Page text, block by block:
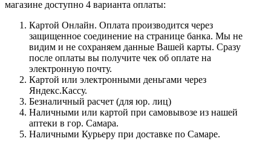
магазине доступно 4 варианта оплаты:
Картой Онлайн. Оплата производится через
защищенное соединение на странице банка. Мы не
видим и не сохраняем данные Вашей карты. Сразу
после оплаты вы получите чек об оплате на
электронную почту.
Картой или электронными деньгами через
Яндекс.Кассу.
Безналичный расчет (для юр. лиц)
Наличными или картой при самовывозе из нашей
аптеки в гор. Самара.
Наличными Курьеру при доставке по Самаре.